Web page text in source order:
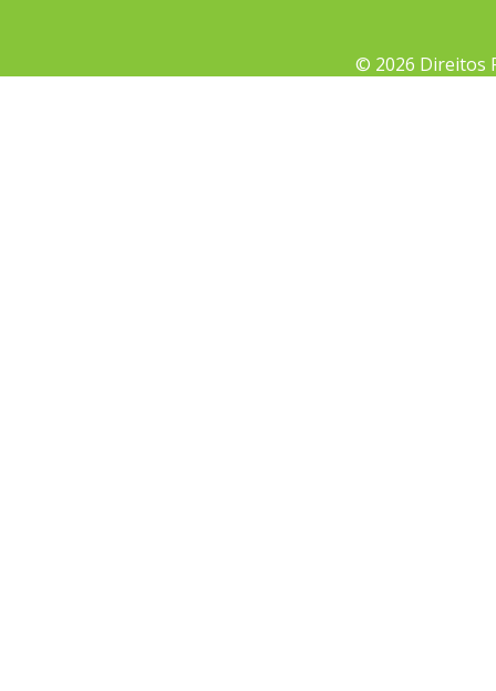
© 2026 Direitos